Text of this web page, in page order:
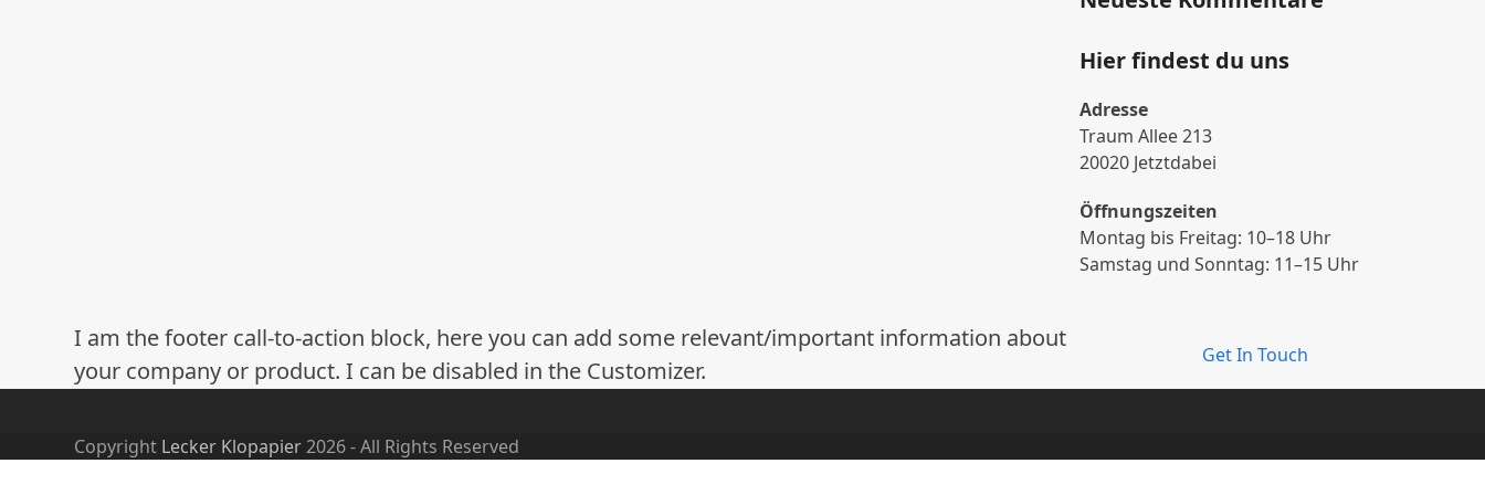
Hier findest du uns
Adresse
Traum Allee 213
20020 Jetztdabei
Öffnungszeiten
Montag bis Freitag: 10–18 Uhr
Samstag und Sonntag: 11–15 Uhr
I am the footer call-to-action block, here you can add some relevant/important information about
your company or product. I can be disabled in the Customizer.
Get In Touch
Copyright Lecker Klopapier2026 - All Rights Reserved